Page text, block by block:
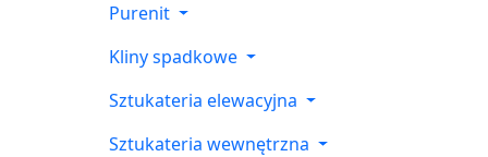
Purenit
Kliny spadkowe
Sztukateria elewacyjna
Sztukateria wewnętrzna